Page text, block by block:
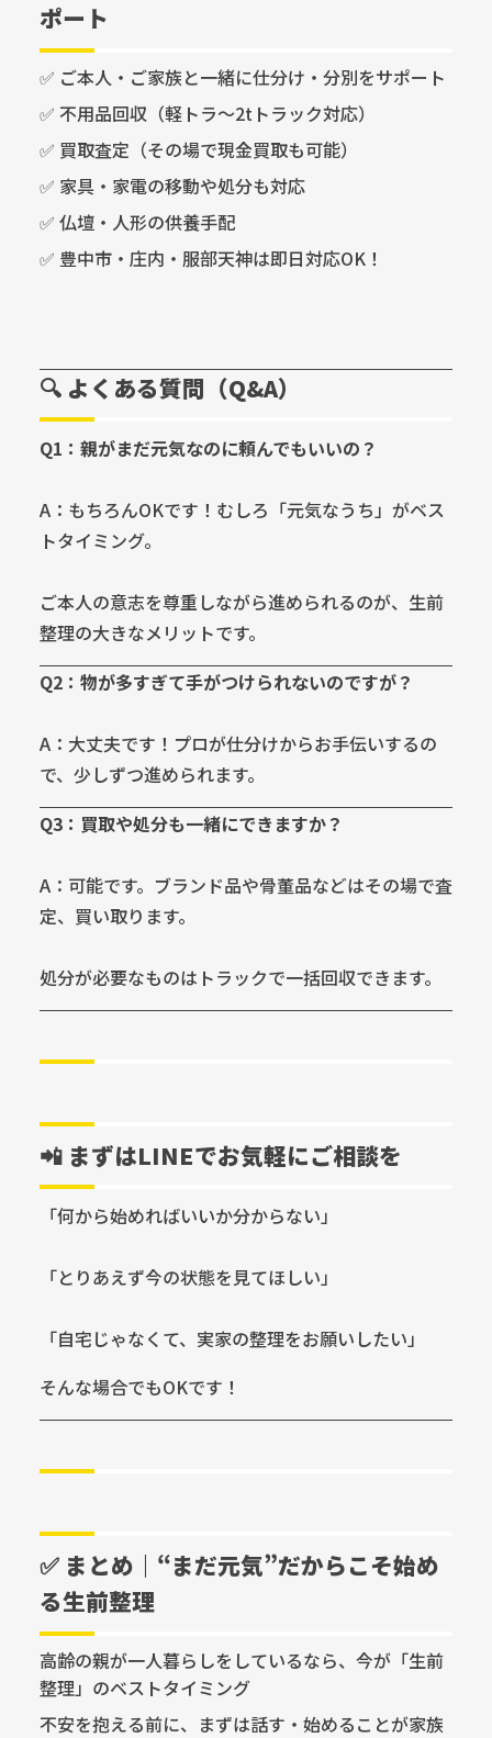
ポート
✅ ご本人・ご家族と一緒に仕分け・分別をサポート
✅ 不用品回収（軽トラ～2tトラック対応）
✅ 買取査定（その場で現金買取も可能）
✅ 家具・家電の移動や処分も対応
✅ 仏壇・人形の供養手配
✅ 豊中市・庄内・服部天神は即日対応OK！
🔍 よくある質問（Q&A）
Q1：親がまだ元気なのに頼んでもいいの？
A：もちろんOKです！むしろ「元気なうち」がベス
トタイミング。
ご本人の意志を尊重しながら進められるのが、生前
整理の大きなメリットです。
Q2：物が多すぎて手がつけられないのですが？
A：大丈夫です！プロが仕分けからお手伝いするの
で、少しずつ進められます。
Q3：買取や処分も一緒にできますか？
A：可能です。ブランド品や骨董品などはその場で査
定、買い取ります。
処分が必要なものはトラックで一括回収できます。
📲 まずはLINEでお気軽にご相談を
「何から始めればいいか分からない」
「とりあえず今の状態を見てほしい」
「自宅じゃなくて、実家の整理をお願いしたい」
そんな場合でもOKです！
✅ まとめ｜“まだ元気”だからこそ始め
る生前整理
高齢の親が一人暮らしをしているなら、今が「生前
整理」のベストタイミング
不安を抱える前に、まずは話す・始めることが家族